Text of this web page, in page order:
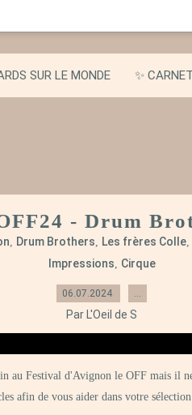
SUR LE MONDE ✨
- Drum
, Drum Brothers, Les frères Colle,
Impressions, Cirque
06.07.2024 …
Par L'Oeil de S
au Festival d'Avignon le OFF mais il
afin de vous aider dans votre